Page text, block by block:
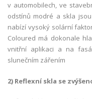
v automobilech, ve
odstínů modré a skla
nabízí vysoký solární
Coloured má dokonale
vnitřní aplikaci a na
slunečním zářením
2) Reflexní skla se